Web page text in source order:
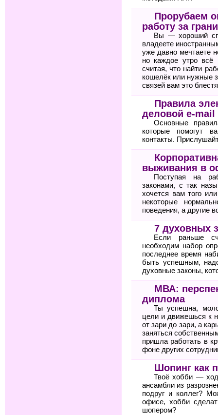
Прорубаем
работу за
Вы — хороший
владеете
уже давно мечтаете
но каждое утро всё
считая, что найти
кошелёк или нужные
связей вам это
Правила
деловой e-mail
Основные
которые помогут
контакты.
выживания в
Поступая на
законами, с так
хочется вам того
некоторые
поведения, а другие
7 духовных
Если раньше
необходим набор
последнее время
быть успешным,
духовные законы,
МВА:
диплома
Ты успешна,
цели и движешься к
от зари до зари, а
заняться
пришла работать в
фоне других
Шопинг как
Твоё хобби —
ансамбли из
подруг и коллег?
офисе, хобби
шопером?